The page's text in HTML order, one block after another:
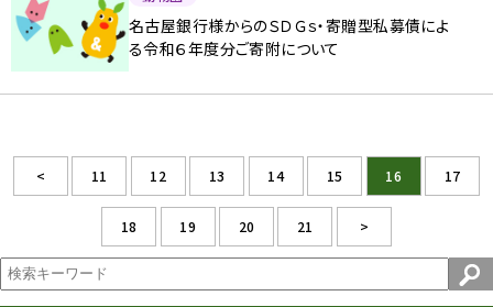
名古屋銀行様からのＳＤＧｓ・寄贈型私募債によ
る令和６年度分ご寄附について
< 11 12 13 14 15 16 17
18 19 20 21 >